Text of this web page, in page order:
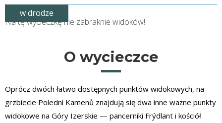
w drodze
Na tę wycieczkę nie zabraknie widoków!
O wycieczce
Oprócz dwóch łatwo dostępnych punktów widokowych, na
grzbiecie Polední Kamenů znajdują się dwa inne ważne punkty
widokowe na Góry Izerskie — pancerniki Frýdlant i kościół